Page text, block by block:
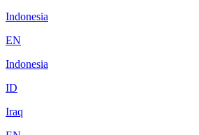
Indonesia
EN
Indonesia
ID
Iraq